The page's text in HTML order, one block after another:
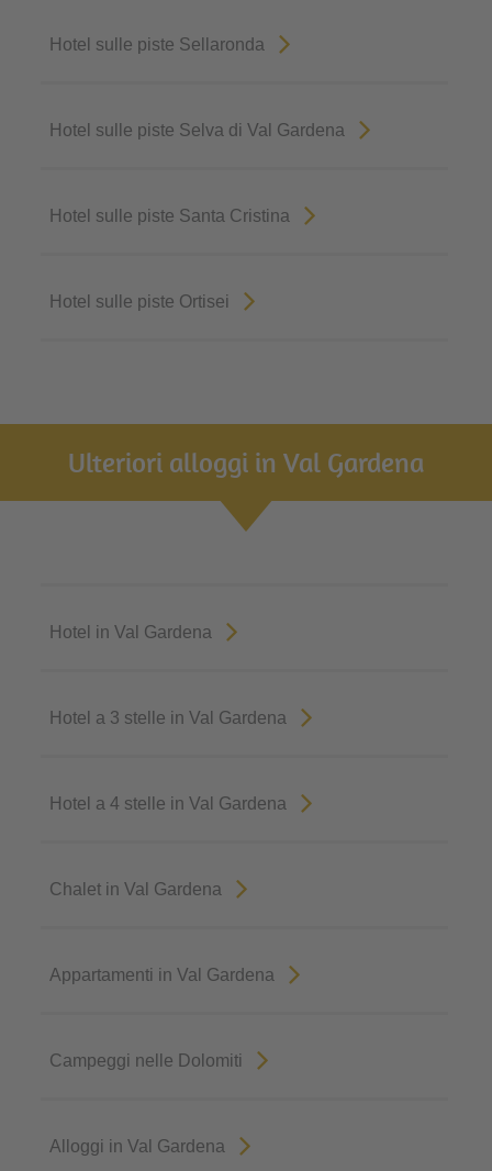
Hotel sulle piste Sellaronda
Hotel sulle piste Selva di Val Gardena
Hotel sulle piste Santa Cristina
Hotel sulle piste Ortisei
Ulteriori alloggi in Val Gardena
Hotel in Val Gardena
Hotel a 3 stelle in Val Gardena
Hotel a 4 stelle in Val Gardena
Chalet in Val Gardena
Appartamenti in Val Gardena
Campeggi nelle Dolomiti
Alloggi in Val Gardena